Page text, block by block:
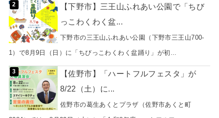
【下野市】三王山ふれあい公園で「ちび
っこわくわく盆...
下野市の三王山ふれあい公園（下野市三王山700-
1）で8月9日（日）に「ちびっこわくわく盆踊り」が初...
【佐野市】「ハートフルフェスタ」が
8/22（土）に...
佐野市の葛生あくとプラザ（佐野市あくと町